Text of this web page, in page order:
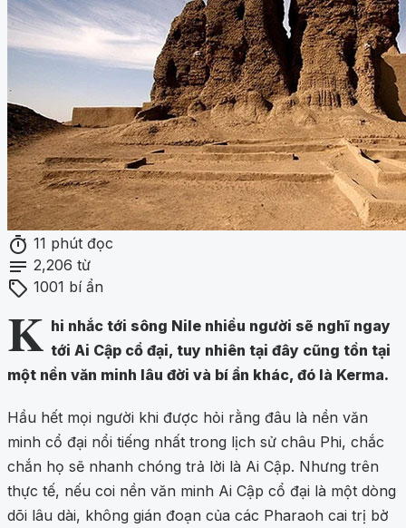
timer 11 phút đọc
notes 2,206 từ
sell 1001 bí ẩn
K hi nhắc tới sông Nile nhiều người sẽ nghĩ ngay
tới Ai Cập cổ đại, tuy nhiên tại đây cũng tồn tại
một nền văn minh lâu đời và bí ẩn khác, đó là Kerma.
Hầu hết mọi người khi được hỏi rằng đâu là nền văn
minh cổ đại nổi tiếng nhất trong lịch sử châu Phi, chắc
chắn họ sẽ nhanh chóng trả lời là Ai Cập. Nhưng trên
thực tế, nếu coi nền văn minh Ai Cập cổ đại là một dòng
dõi lâu dài, không gián đoạn của các Pharaoh cai trị bờ